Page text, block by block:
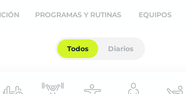
PROGRAMAS Y RUTINAS EQUIPOS
Todos Diarios